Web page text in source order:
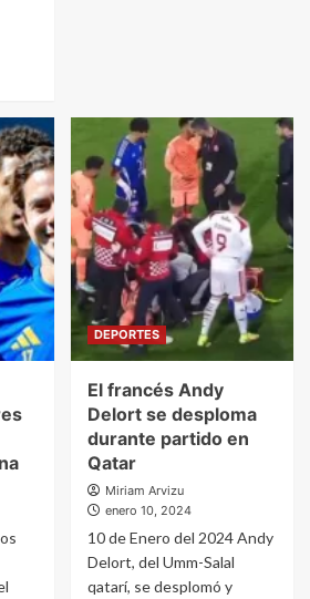
DEPORTES
El francés Andy
Delort se desploma
durante partido en
Qatar
Miriam Arvizu
enero 10, 2024
10 de Enero del 2024 Andy
Delort, del Umm-Salal
qatarí, se desplomó y